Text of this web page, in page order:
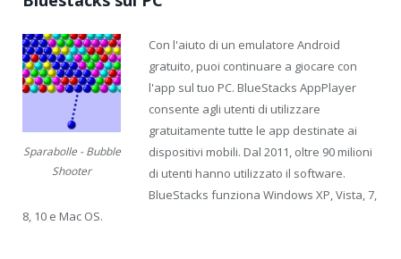
Sparabolle - Bubble
Shooter
Con l'aiuto di un emulatore Android
gratuito, puoi continuare a giocare con
l'app sul tuo PC. BlueStacks AppPlayer
consente agli utenti di utilizzare
gratuitamente tutte le app destinate ai
dispositivi mobili. Dal 2011, oltre 90 milioni
di utenti hanno utilizzato il software.
BlueStacks funziona Windows XP, Vista, 7,
8, 10 e Mac OS.